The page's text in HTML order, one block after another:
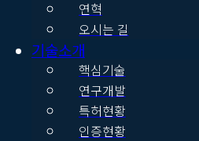
연혁
오시는 길
기술소개
핵심기술
연구개발
특허현황
인증현황